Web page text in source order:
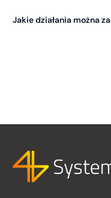
Jakie działania można